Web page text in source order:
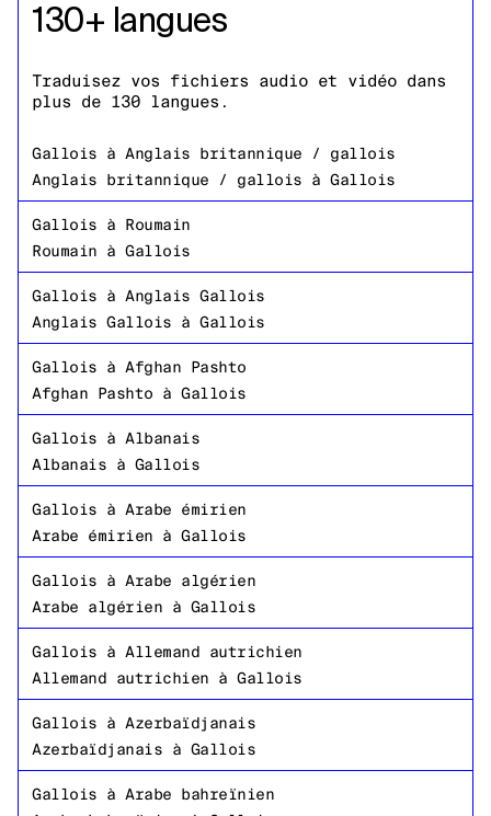
130+ langues
Traduisez vos fichiers audio et vidéo dans
plus de 130 langues.
Gallois à Anglais britannique / gallois
Anglais britannique / gallois à Gallois
Gallois à Roumain
Roumain à Gallois
Gallois à Anglais Gallois
Anglais Gallois à Gallois
Gallois à Afghan Pashto
Afghan Pashto à Gallois
Gallois à Albanais
Albanais à Gallois
Gallois à Arabe émirien
Arabe émirien à Gallois
Gallois à Arabe algérien
Arabe algérien à Gallois
Gallois à Allemand autrichien
Allemand autrichien à Gallois
Gallois à Azerbaïdjanais
Azerbaïdjanais à Gallois
Gallois à Arabe bahreïnien